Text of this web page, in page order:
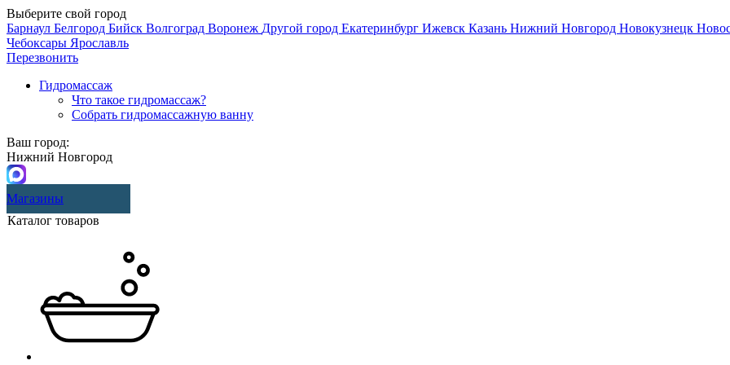
Выберите свой город
Барнаул Белгород Бийск Волгоград Воронеж Другой город Екатеринбург Ижевск Казань Нижний Новгород Новокузнецк
Чебоксары Ярославль
Перезвонить
Гидромассаж
Что такое гидромассаж?
Собрать гидромассажную ванну
Ваш город:
Нижний Новгород
Магазины
Каталог товаров